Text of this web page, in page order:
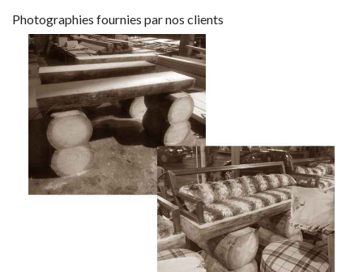
Photographies fournies par nos clients